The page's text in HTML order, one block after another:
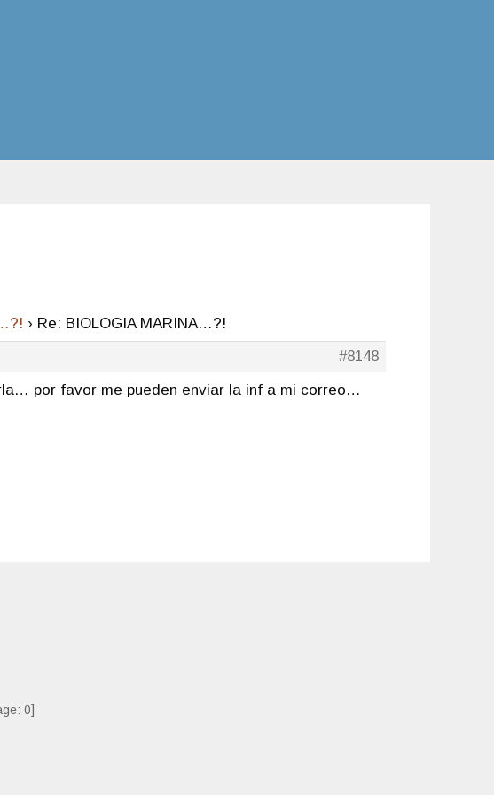
› Re: BIOLOGIA MARINA…?!
#8148
por favor me pueden enviar la inf a mi correo…
0]